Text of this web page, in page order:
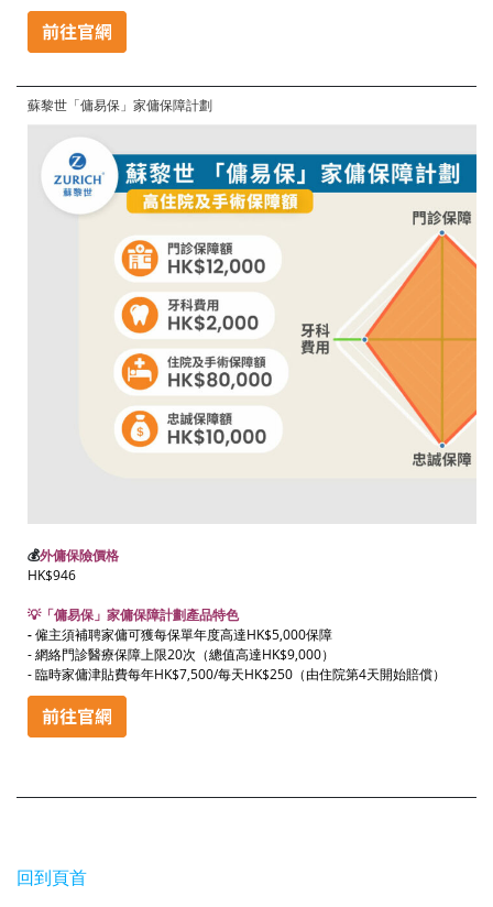
蘇黎世「傭易保」家傭保障計劃
💰外傭保險價格
HK$946
💡「傭易保」家傭保障計劃產品特色
-僱主須補聘家傭可獲每保單年度高達HK$5,000保障
- 網絡門診醫療保障上限20次（總值高達HK$9,000）
- 臨時家傭津貼費每年HK$7,500/每天HK$250（由住院第4天開始賠償）
回到頁首